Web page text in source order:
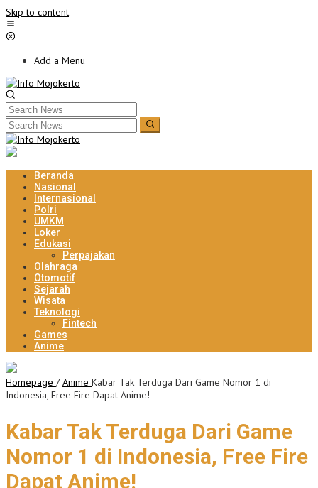
Skip to content
Add a Menu
Beranda
Nasional
Internasional
Polri
UMKM
Loker
Edukasi
Perpajakan
Olahraga
Otomotif
Sejarah
Wisata
Teknologi
Fintech
Games
Anime
Homepage / Anime Kabar Tak Terduga Dari Game Nomor 1 di
Indonesia, Free Fire Dapat Anime!
Kabar Tak Terduga Dari Game
Nomor 1 di Indonesia, Free Fire
Dapat Anime!